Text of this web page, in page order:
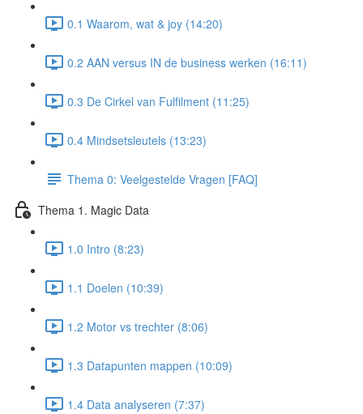
0.1 Waarom, wat & joy (14:20)
0.2 AAN versus IN de business werken (16:11)
0.3 De Cirkel van Fulfilment (11:25)
0.4 Mindsetsleutels (13:23)
Thema 0: Veelgestelde Vragen [FAQ]
Thema 1. Magic Data
1.0 Intro (8:23)
1.1 Doelen (10:39)
1.2 Motor vs trechter (8:06)
1.3 Datapunten mappen (10:09)
1.4 Data analyseren (7:37)